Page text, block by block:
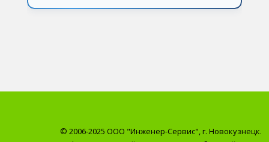
© 2006-2025 ООО "Инженер-Сервис", г. Новокузнецк.